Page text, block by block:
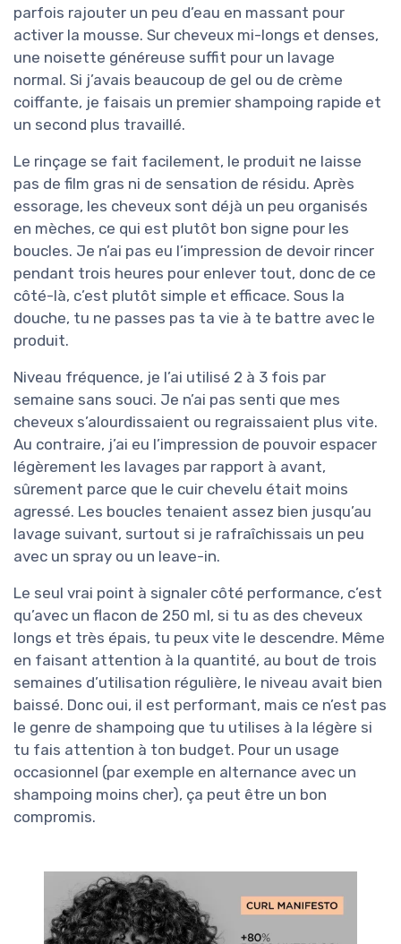
parfois rajouter un peu d’eau en massant pour
activer la mousse. Sur cheveux mi-longs et denses,
une noisette généreuse suffit pour un lavage
normal. Si j’avais beaucoup de gel ou de crème
coiffante, je faisais un premier shampoing rapide et
un second plus travaillé.
Le rinçage se fait facilement, le produit ne laisse
pas de film gras ni de sensation de résidu. Après
essorage, les cheveux sont déjà un peu organisés
en mèches, ce qui est plutôt bon signe pour les
boucles. Je n’ai pas eu l’impression de devoir rincer
pendant trois heures pour enlever tout, donc de ce
côté-là, c’est plutôt simple et efficace. Sous la
douche, tu ne passes pas ta vie à te battre avec le
produit.
Niveau fréquence, je l’ai utilisé 2 à 3 fois par
semaine sans souci. Je n’ai pas senti que mes
cheveux s’alourdissaient ou regraissaient plus vite.
Au contraire, j’ai eu l’impression de pouvoir espacer
légèrement les lavages par rapport à avant,
sûrement parce que le cuir chevelu était moins
agressé. Les boucles tenaient assez bien jusqu’au
lavage suivant, surtout si je rafraîchissais un peu
avec un spray ou un leave-in.
Le seul vrai point à signaler côté performance, c’est
qu’avec un flacon de 250 ml, si tu as des cheveux
longs et très épais, tu peux vite le descendre. Même
en faisant attention à la quantité, au bout de trois
semaines d’utilisation régulière, le niveau avait bien
baissé. Donc oui, il est performant, mais ce n’est pas
le genre de shampoing que tu utilises à la légère si
tu fais attention à ton budget. Pour un usage
occasionnel (par exemple en alternance avec un
shampoing moins cher), ça peut être un bon
compromis.